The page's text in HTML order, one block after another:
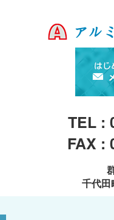
TEL :
FAX :
千代田